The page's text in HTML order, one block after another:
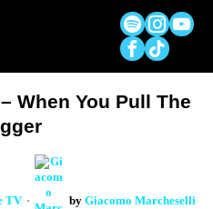
When You Pull The
TV by Giacomo Marcheselli